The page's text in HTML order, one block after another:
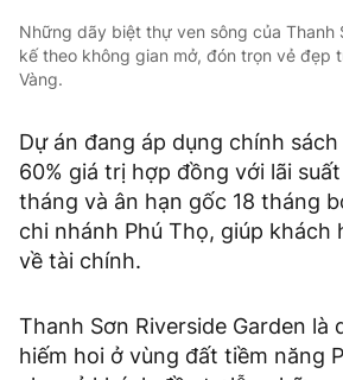
Những dãy biệt thự ven sông của Thanh
kế theo không gian mở, đón trọn vẻ đẹp
Vàng.
Dự án đang áp dụng chính
60% giá trị hợp đồng với lãi
tháng và ân hạn gốc 18 tháng
chi nhánh Phú Thọ, giúp khách
về tài chính.
Thanh Sơn Riverside Garden là
hiếm hoi ở vùng đất tiềm năng